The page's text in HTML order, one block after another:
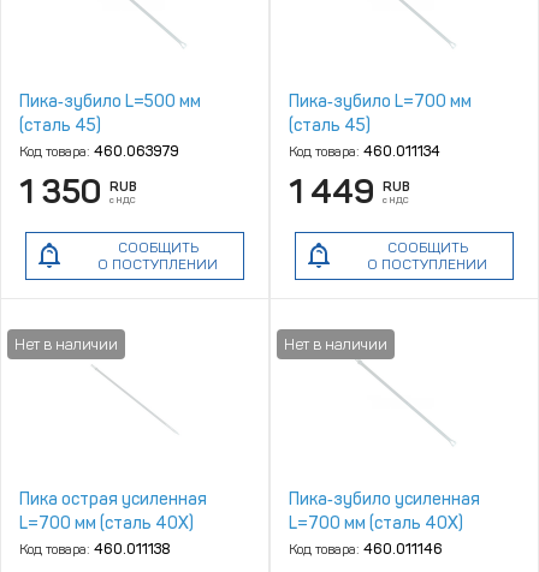
Пика‑зубило L=500 мм
(сталь 45)
Код товара: 460.063979
1 350 RUB
с НДС
СООБЩИТЬ
О ПОСТУПЛЕНИИ
Пика‑зубило L=700 мм
(сталь 45)
Код товара: 460.011134
1 449 RUB
с НДС
СООБЩИТЬ
О ПОСТУПЛЕНИИ
Пика острая усиленная
L=700 мм (сталь 40Х)
Код товара: 460.011138
Пика‑зубило усиленная
L=700 мм (сталь 40Х)
Код товара: 460.011146